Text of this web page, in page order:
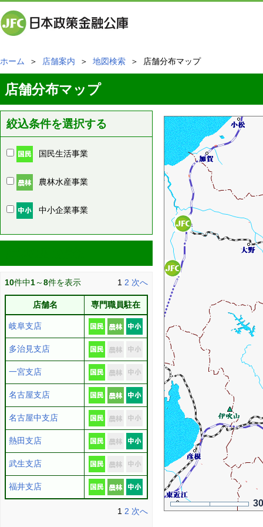
ホーム ＞ 店舗案内 ＞ 地図検索 ＞ 店舗分布マップ
店舗分布マップ
絞込条件を選択する
国民生活事業
農林水産事業
中小企業事業
10件中1～8件を表示 1 2 次へ
店舗名 専門職員駐在
岐阜支店
多治見支店
一宮支店
名古屋支店
名古屋中支店
熱田支店
武生支店
福井支店
1 2 次へ